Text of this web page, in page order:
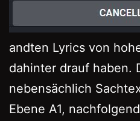
andten Lyrics von
dahinter drauf haben.
nebensächlich
Ebene A1,